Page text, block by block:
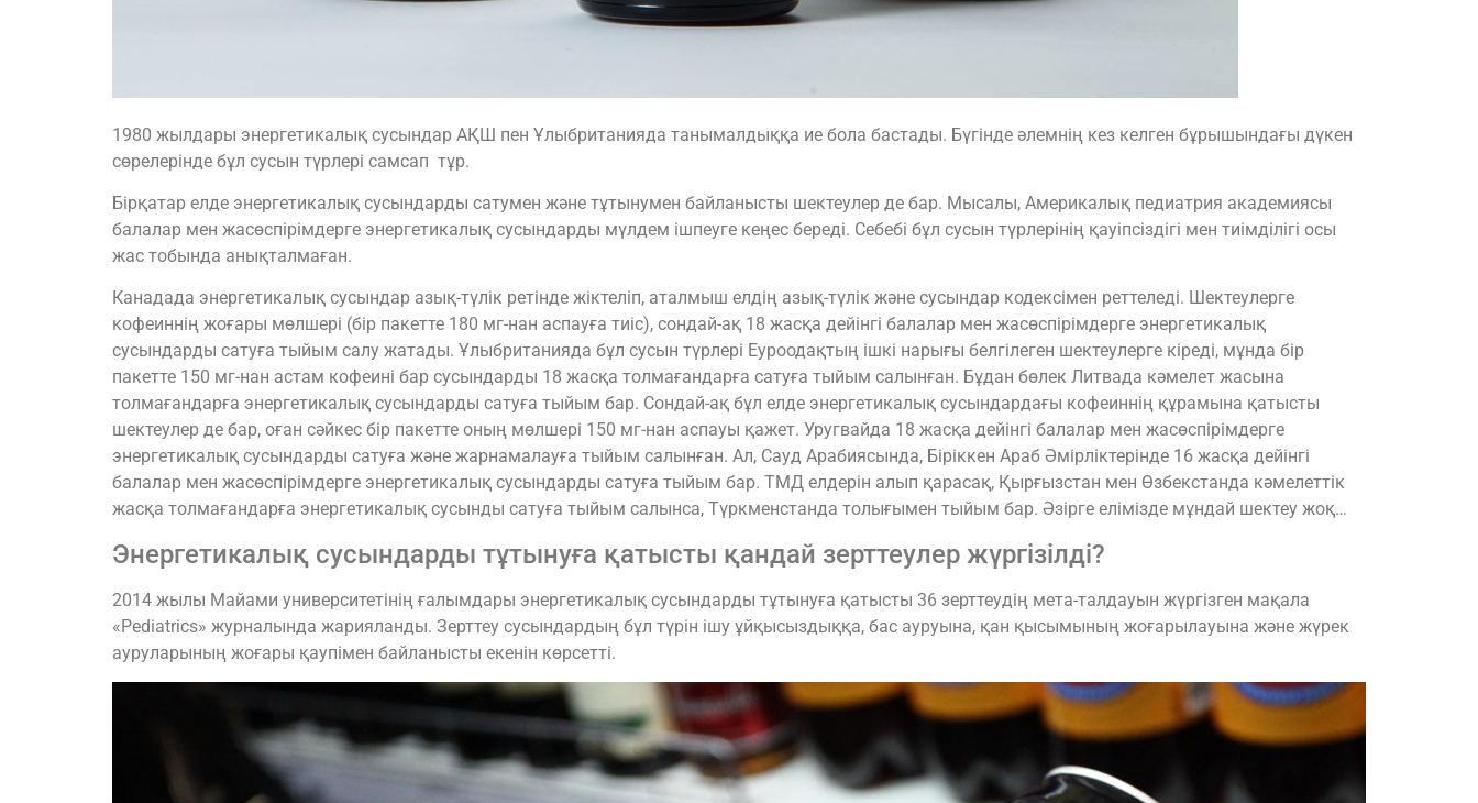
1980 жылдары энергетикалық сусындар АҚШ пен Ұлыбританияда танымалдыққа ие бола бастады. Бүгінде әлемнің кез келген бұрышындағы дүкен
сөрелерінде бұл сусын түрлері самсап тұр.
Бірқатар елде энергетикалық сусындарды сатумен және тұтынумен байланысты шектеулер де бар. Мысалы, Америкалық педиатрия академиясы
балалар мен жасөспірімдерге энергетикалық сусындарды мүлдем ішпеуге кеңес береді. Себебі бұл сусын түрлерінің қауіпсіздігі мен тиімділігі осы
жас тобында анықталмаған.
Канадада энергетикалық сусындар азық-түлік ретінде жіктеліп, аталмыш елдің азық-түлік және сусындар кодексімен реттеледі. Шектеулерге
кофеиннің жоғары мөлшері (бір пакетте 180 мг-нан аспауға тиіс), сондай-ақ 18 жасқа дейінгі балалар мен жасөспірімдерге энергетикалық
сусындарды сатуға тыйым салу жатады. Ұлыбританияда бұл сусын түрлері Еуроодақтың ішкі нарығы белгілеген шектеулерге кіреді, мұнда бір
пакетте 150 мг-нан астам кофеині бар сусындарды 18 жасқа толмағандарға сатуға тыйым салынған. Бұдан бөлек Литвада кәмелет жасына
толмағандарға энергетикалық сусындарды сатуға тыйым бар. Сондай-ақ бұл елде энергетикалық сусындардағы кофеиннің құрамына қатысты
шектеулер де бар, оған сәйкес бір пакетте оның мөлшері 150 мг-нан аспауы қажет. Уругвайда 18 жасқа дейінгі балалар мен жасөспірімдерге
энергетикалық сусындарды сатуға және жарнамалауға тыйым салынған. Ал, Сауд Арабиясында, Біріккен Араб Әмірліктерінде 16 жасқа дейінгі
балалар мен жасөспірімдерге энергетикалық сусындарды сатуға тыйым бар. ТМД елдерін алып қарасақ, Қырғызстан мен Өзбекстанда кәмелеттік
жасқа толмағандарға энергетикалық сусынды сатуға тыйым салынса, Түркменстанда толығымен тыйым бар. Әзірге елімізде мұндай шектеу жоқ…
Энергетикалық сусындарды тұтынуға қатысты қандай зерттеулер жүргізілді?
2014 жылы Майами университетінің ғалымдары энергетикалық сусындарды тұтынуға қатысты 36 зерттеудің мета-талдауын жүргізген мақала
«Pediatrics» журналында жарияланды. Зерттеу сусындардың бұл түрін ішу ұйқысыздыққа, бас ауруына, қан қысымының жоғарылауына және жүрек
ауруларының жоғары қаупімен байланысты екенін көрсетті.